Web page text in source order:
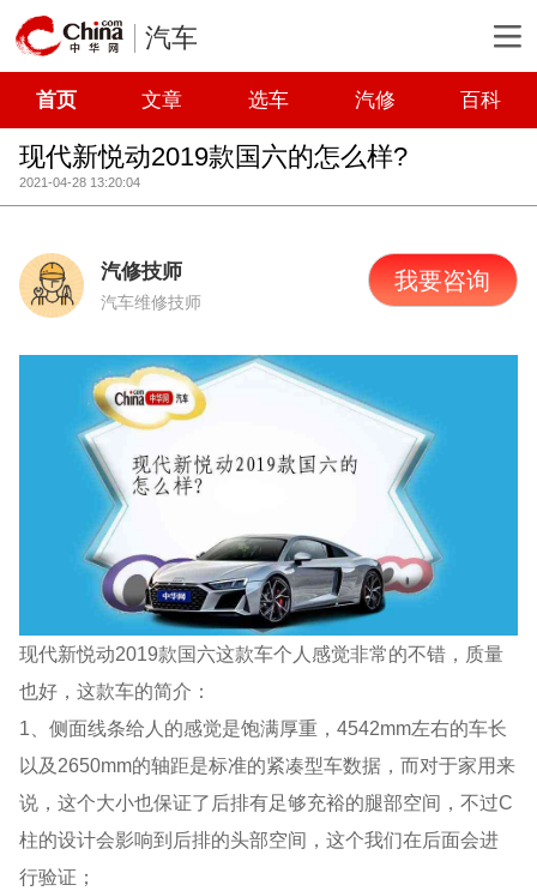
汽车
首页 文章 选车 汽修 百科
现代新悦动2019款国六的怎么样?
2021-04-28 13:20:04
汽修技师
汽车维修技师
我要咨询
现代新悦动2019款国六这款车个人感觉非常的不错，质量
也好，这款车的简介：
1、侧面线条给人的感觉是饱满厚重，4542mm左右的车长
以及2650mm的轴距是标准的紧凑型车数据，而对于家用来
说，这个大小也保证了后排有足够充裕的腿部空间，不过C
柱的设计会影响到后排的头部空间，这个我们在后面会进
行验证；